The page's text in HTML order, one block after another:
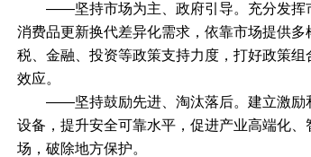
——坚持市场为主、政府引导。充分发挥
消费品更新换代差异化需求，依靠市场提供
税、金融、投资等政策支持力度，打好政策
效应。
——坚持鼓励先进、淘汰落后。建立激励
设备，提升安全可靠水平，促进产业高端化
场，破除地方保护。